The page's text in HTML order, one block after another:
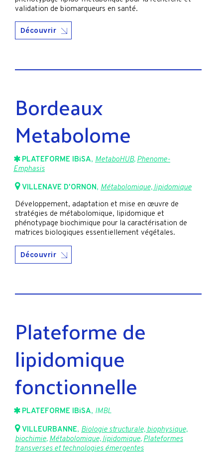
validation de biomarqueurs en santé.
Découvrir
Bordeaux
Metabolome
PLATEFORME IBiSA, MetaboHUB,Phenome-
Emphasis
VILLENAVE D'ORNON, Métabolomique, lipidomique
Développement, adaptation et mise en œuvre de
stratégies de métabolomique, lipidomique et
phénotypage biochimique pour la caractérisation de
matrices biologiques essentiellement végétales.
Découvrir
Plateforme de
lipidomique
fonctionnelle
PLATEFORME IBiSA, IMBL
VILLEURBANNE, Biologie structurale, biophysique,
biochimie,Métabolomique, lipidomique,Plateformes
transverses et technologies émergentes